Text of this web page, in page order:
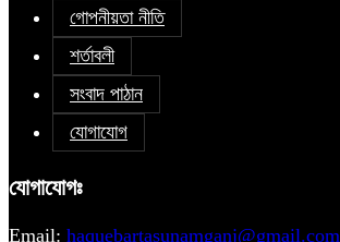
গোপনীয়তা নীতি
শর্তাবলী
সংবাদ পাঠান
যোগাযোগ
যোগাযোগঃ
Email: haquebartasunamganj@gmail.com